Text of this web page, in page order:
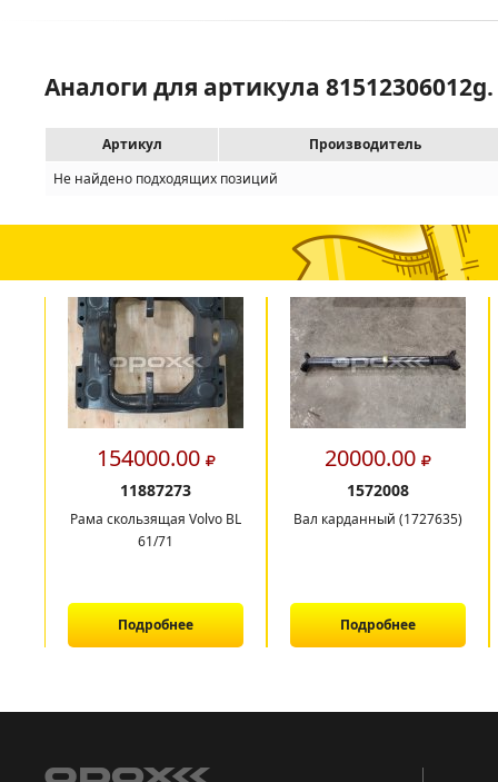
Аналоги для артикула
Артикул
Производитель
Не найдено подходящих позиций
154000.00
11887273
Рама скользящая Volvo BL
61/71
Подробнее
20000.00
1572008
Вал карданный (1727635)
Подробнее